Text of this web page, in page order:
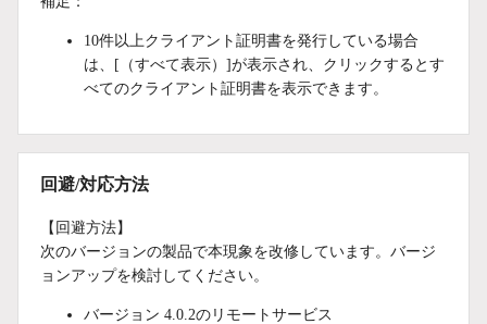
10件以上クライアント証明書を発行している場合
は、[（すべて表示）]が表示され、クリックするとす
べてのクライアント証明書を表示できます。
回避/対応方法
【回避方法】
次のバージョンの製品で本現象を改修しています。バージ
ョンアップを検討してください。
バージョン 4.0.2のリモートサービス